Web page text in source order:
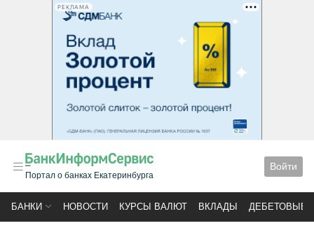
РЕКЛАМА
Портал о банках Екатеринбурга
Войти
БАНКИ НОВОСТИ КУРСЫ ВАЛЮТ ВКЛАДЫ ДЕБЕТОВЫЕ